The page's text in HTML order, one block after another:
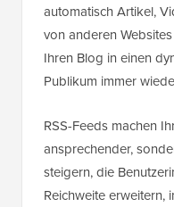
automatisch Artikel,
von anderen
Ihren Blog in einen
Publikum immer
RSS-Feeds machen
ansprechender,
steigern, die
Reichweite erweitern,